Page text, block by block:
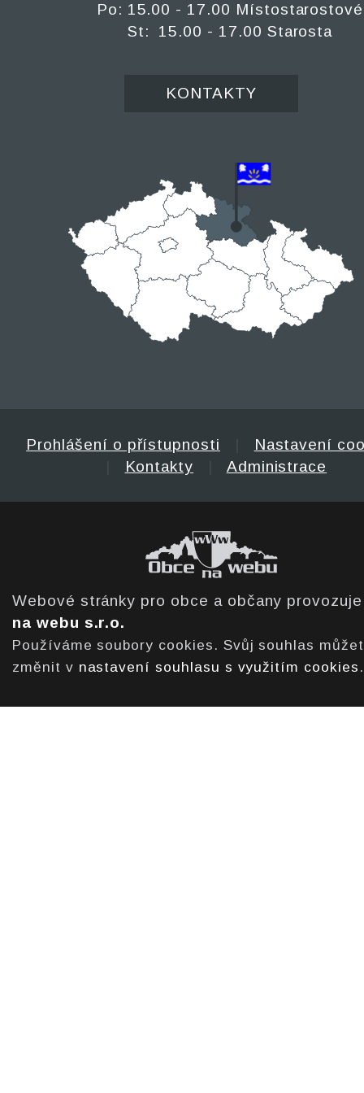
Po: 15.00 - 17.00 Místostarostové
St: 15.00 - 17.00 Starosta
KONTAKTY
Prohlášení o přístupnosti
Nastavení
Kontakty Administrace
Webové stránky pro obce a občany
na webu s.r.o.
Používáme soubory cookies. Svůj souhlas
změnit v nastavení souhlasu s využitím cookies .